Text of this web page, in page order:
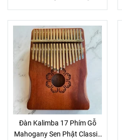
Đàn Kalimba 17 Phím Gỗ
Mahogany Sen Phật Classic